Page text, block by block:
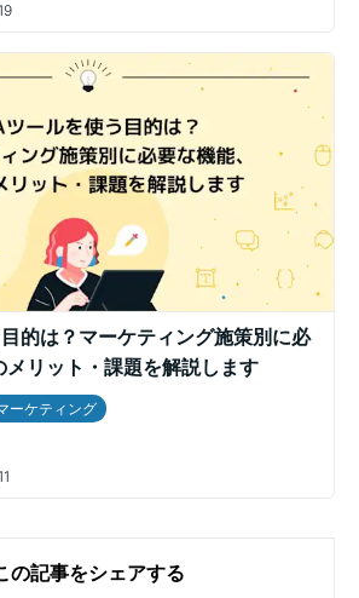
的は？マーケティング施策別に必
リット・課題を解説します
ーケティング
の記事をシェアする